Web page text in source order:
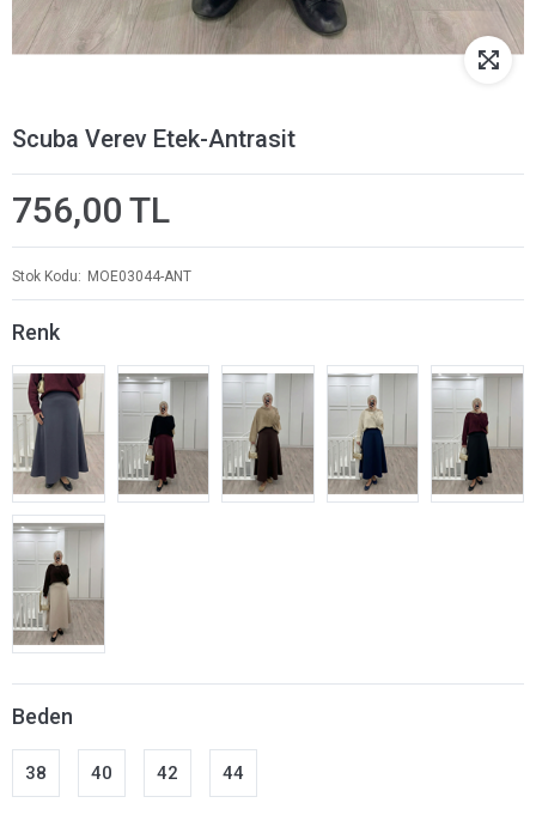
Scuba Verev Etek-Antrasit
756,00 TL
Stok Kodu MOE03044-ANT
Renk
Beden
38 40 42 44